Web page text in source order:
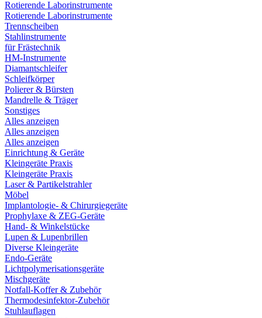
Rotierende Laborinstrumente
Rotierende Laborinstrumente
Trennscheiben
Stahlinstrumente
für Frästechnik
HM-Instrumente
Diamantschleifer
Schleifkörper
Polierer & Bürsten
Mandrelle & Träger
Sonstiges
Alles anzeigen
Alles anzeigen
Alles anzeigen
Einrichtung & Geräte
Kleingeräte Praxis
Kleingeräte Praxis
Laser & Partikelstrahler
Möbel
Implantologie- & Chirurgiegeräte
Prophylaxe & ZEG-Geräte
Hand- & Winkelstücke
Lupen & Lupenbrillen
Diverse Kleingeräte
Endo-Geräte
Lichtpolymerisationsgeräte
Mischgeräte
Notfall-Koffer & Zubehör
Thermodesinfektor-Zubehör
Stuhlauflagen